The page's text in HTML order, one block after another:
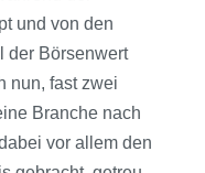
und von den
der Börsen­wert
nun, fast zwei
Branche nach
vor allem den